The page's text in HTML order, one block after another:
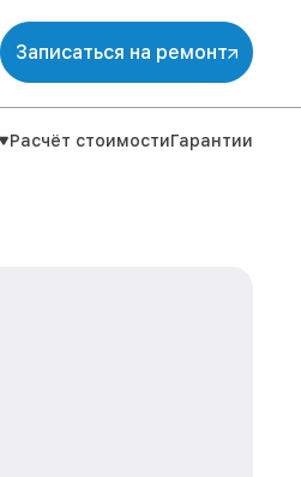
Записаться на ремонт
Расчёт стоимостиГарантии